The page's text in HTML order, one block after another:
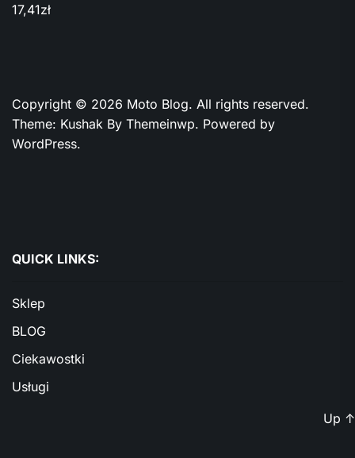
17,41zł
Copyright © 2026 Moto Blog. All rights reserved.
Theme: Kushak By Themeinwp. Powered by
WordPress.
QUICK LINKS:
Sklep
BLOG
Ciekawostki
Usługi
Up ↑